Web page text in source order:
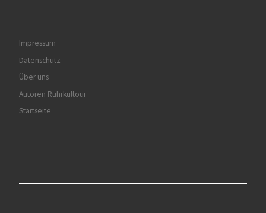
Impressum
Datenschutz
Über uns
Autoren Ruhrkultour
Startseite